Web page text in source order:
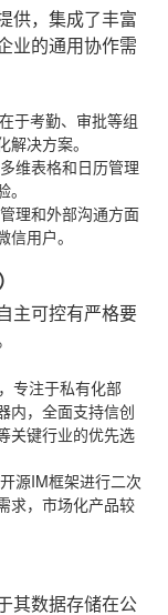
供，集成了丰富
业的通用协作需
于考勤、审批等组
决方案。
维表格和日历管理
理和外部沟通方面
用户。
主可控有严格要
专注于私有化部
内，全面支持信创
关键行业的优先选
源IM框架进行二次
求，市场化产品较
其数据存储在公